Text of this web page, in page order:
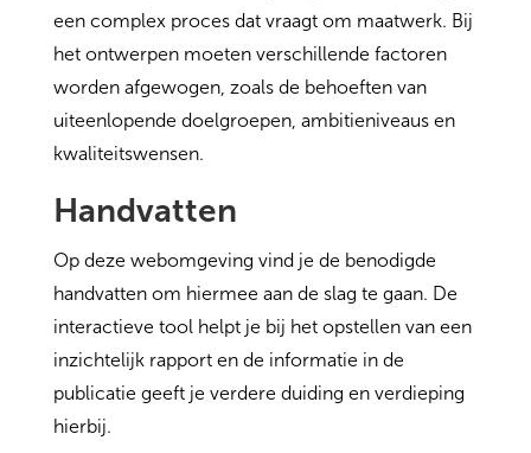
een complex proces dat vraagt om maatwerk. Bij
het ontwerpen moeten verschillende factoren
worden afgewogen, zoals de behoeften van
uiteenlopende doelgroepen, ambitieniveaus en
kwaliteitswensen.
Handvatten
Op deze webomgeving vind je de benodigde
handvatten om hiermee aan de slag te gaan. De
interactieve tool helpt je bij het opstellen van een
inzichtelijk rapport en de informatie in de
publicatie geeft je verdere duiding en verdieping
hierbij.